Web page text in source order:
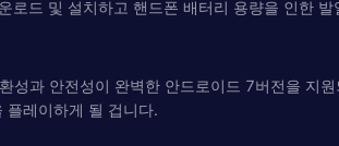
로드 및 설치하고 핸드폰 배터리 용량을 인한
성과 안전성이 완벽한 안드로이드 7버전을 지
플레이하게 될 겁니다.